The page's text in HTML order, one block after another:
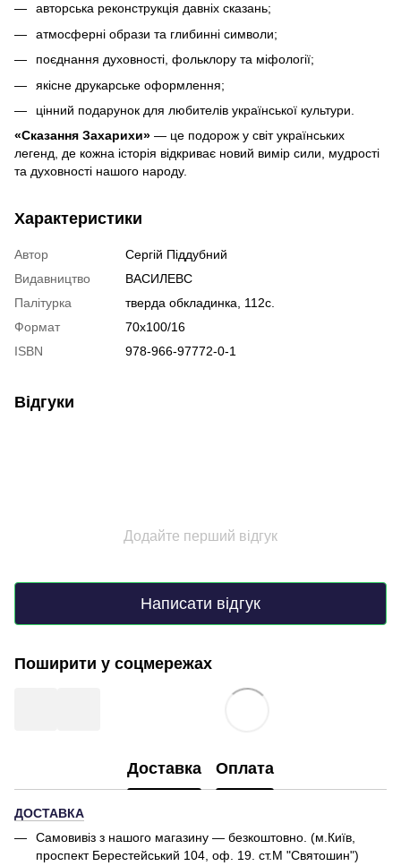
авторська реконструкція давніх сказань;
атмосферні образи та глибинні символи;
поєднання духовності, фольклору та міфології;
якісне друкарське оформлення;
цінний подарунок для любителів української культури.
«Сказання Захарихи» — це подорож у світ українських
легенд, де кожна історія відкриває новий вимір сили, мудрості
та духовності нашого народу.
Характеристики
Автор
Сергій Піддубний
Видавництво
ВАСИЛЕВС
Палітурка
тверда обкладинка, 112с.
Формат
70х100/16
ISBN
978-966-97772-0-1
Відгуки
Додайте перший відгук
Написати відгук
Поширити у соцмережах
Доставка Оплата
ДОСТАВКА
Самовивіз з нашого магазину — безкоштовно. (м.Київ,
проспект Берестейський 104, оф. 19. ст.М "Святошин")